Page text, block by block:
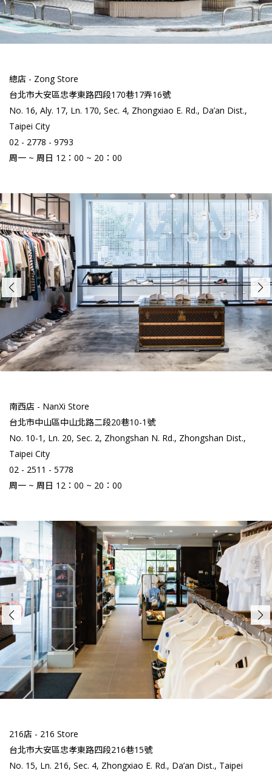
總店 - Zong Store
台北市大安區忠孝東路四段170巷17弄16號
No. 16, Aly. 17, Ln. 170, Sec. 4, Zhongxiao E. Rd., Da’an Dist.,
Taipei City
02 - 2778 - 9793
周一 ~ 周日 12：00 ~ 20：00
南西店 - NanXi Store
台北市中山區中山北路二段20巷10-1號
No. 10-1, Ln. 20, Sec. 2, Zhongshan N. Rd., Zhongshan Dist.,
Taipei City
02 - 2511 - 5778
周一 ~ 周日 12：00 ~ 20：00
216店 - 216 Store
台北市大安區忠孝東路四段216巷15號
No. 15, Ln. 216, Sec. 4, Zhongxiao E. Rd., Da’an Dist., Taipei